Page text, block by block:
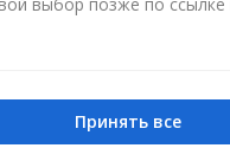
,Швидко оформили
Принять все